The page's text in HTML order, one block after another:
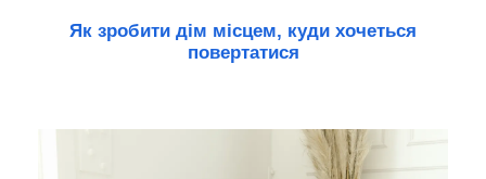
Як зробити дім місцем, куди хочеться
повертатися